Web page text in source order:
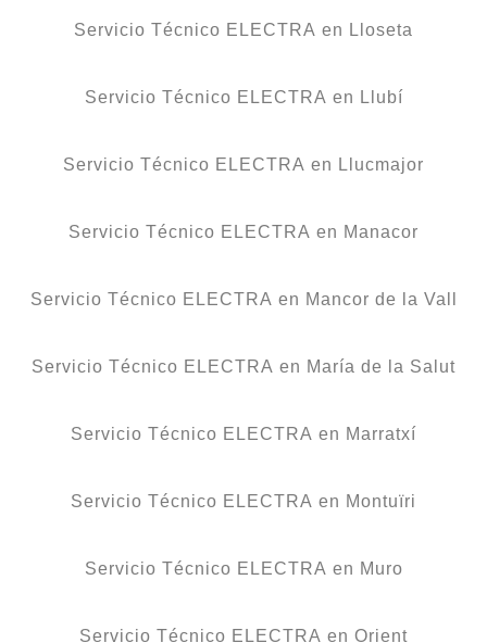
Servicio Técnico ELECTRA en Lloseta
Servicio Técnico ELECTRA en Llubí
Servicio Técnico ELECTRA en Llucmajor
Servicio Técnico ELECTRA en Manacor
Servicio Técnico ELECTRA en Mancor de la Vall
Servicio Técnico ELECTRA en María de la Salut
Servicio Técnico ELECTRA en Marratxí
Servicio Técnico ELECTRA en Montuïri
Servicio Técnico ELECTRA en Muro
Servicio Técnico ELECTRA en Orient